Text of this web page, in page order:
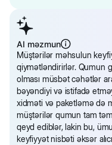
AI məzmun
Müştərilər məhsulun
qiymətləndirirlər. Qumun
olması müsbət cəhətlər
bəyəndiyi və istifadə
xidməti və paketləmə də
müştərilər qumun tam
qeyd ediblər, lakin bu,
keyfiyyət nisbəti əksər